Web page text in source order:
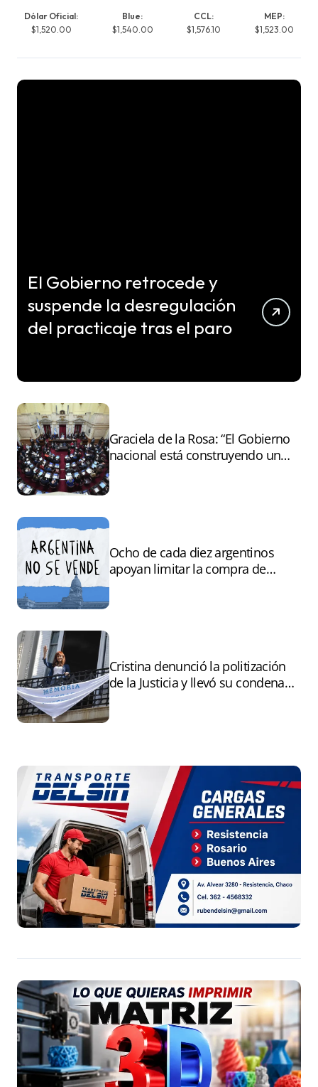
Dólar Oficial:
$1,520.00
Blue:
$1,540.00
CCL:
$1,576.10
MEP:
$1,523.00
El Gobierno retrocede y
suspende la desregulación
del practicaje tras el paro
Graciela de la Rosa: “El Gobierno
nacional está construyendo un
Ocho de cada diez argentinos
apoyan limitar la compra de
Cristina denunció la politización
de la Justicia y llevó su condena